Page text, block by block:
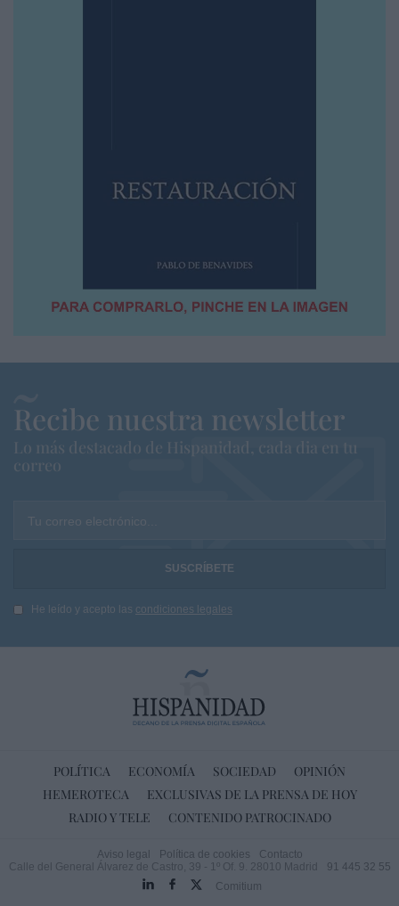
Recibe nuestra newsletter
Lo más destacado de Hispanidad, cada dia en tu
correo
Tu correo electrónico...
He leído y acepto las condiciones legales
POLÍTICA ECONOMÍA SOCIEDAD
OPINIÓN
HEMEROTECA
EXCLUSIVAS DE LA PRENSA DE HOY
RADIO Y TELE
CONTENIDO PATROCINADO
Aviso legal Política de cookies
Contacto
Calle del General Álvarez de Castro, 39 - 1º Of. 9. 28010 Madrid
91 445 32 55
Comitium